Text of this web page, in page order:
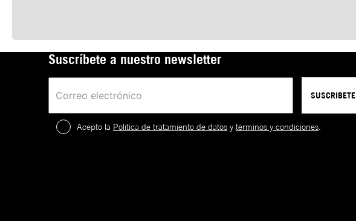
Suscríbete a nuestro newsletter
SUSCRIBETE
Acepto la Política de tratamiento de datos ytérminos y condiciones